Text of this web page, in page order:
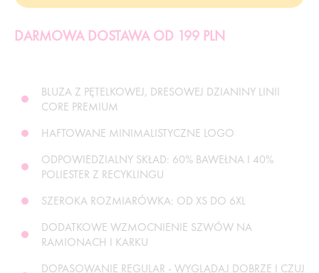
DARMOWA DOSTAWA OD 199 PLN
BLUZA Z PĘTELKOWEJ, DRESOWEJ DZIANINY LINII
CORE PREMIUM
HAFTOWANE MINIMALISTYCZNE LOGO
ODPOWIEDZIALNY SKŁAD: 60% BAWEŁNA I 40%
POLIESTER Z RECYKLINGU
SZEROKA ROZMIARÓWKA: OD XS DO 6XL
DODATKOWE WZMOCNIENIE SZWÓW NA
RAMIONACH I KARKU
DOPASOWANIE REGULAR - WYGLĄDAJ DOBRZE I CZUJ